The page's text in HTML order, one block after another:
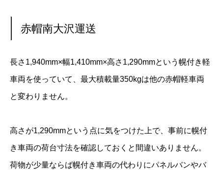
赤帽南大沢運送
長さ1,940mm×幅1,410mm×高さ1,290mmという幌付き軽
車両を使っていて、最大積載量350kgは他の赤帽軽車両
と変わりません。
高さが1,290mmという点に気をつけた上で、事前に幌付
き車両の荷台寸法を確認しておくと間違いありません。
荷物が少量ならば幌付き車両の代わりにパネルバンやバ